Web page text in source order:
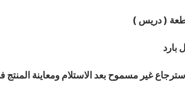
( دريس )
بارد
غير مسموح بعد الاستلام ومعاينة